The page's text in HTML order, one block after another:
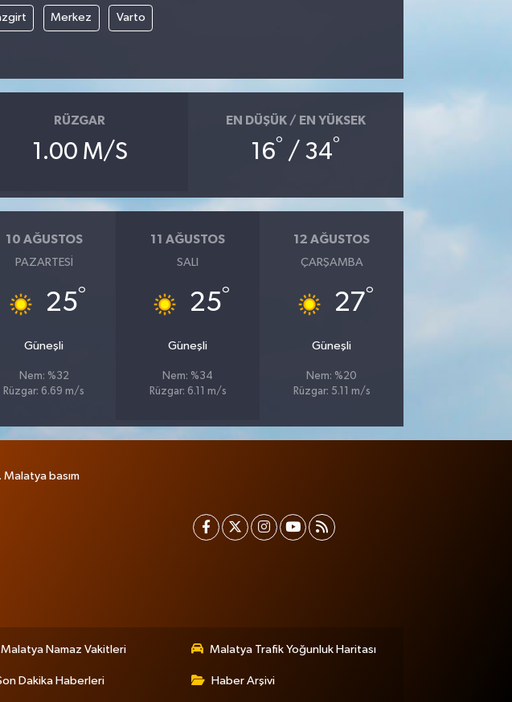
Merkez Varto
RÜZGAR
1.00 M/S
EN DÜŞÜK / EN YÜKSEK
16° / 34°
10 AĞUSTOS
PAZARTESI
25°
Güneşli
Nem: %32
Rüzgar: 6.69 m/s
11 AĞUSTOS
SALI
25°
Güneşli
Nem: %34
Rüzgar: 6.11 m/s
12 AĞUSTOS
ÇARŞAMBA
27°
Güneşli
Nem: %20
Rüzgar: 5.11 m/s
Malatya basım
Malatya Namaz Vakitleri Malatya Trafik Yoğunluk Haritası
Dakika Haberleri Haber Arşivi